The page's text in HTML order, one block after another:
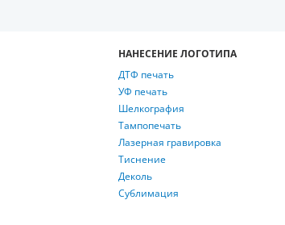
НАНЕСЕНИЕ ЛОГОТИПА
ДТФ печать
УФ печать
Шелкография
Тампопечать
Лазерная гравировка
Тиснение
Деколь
Сублимация